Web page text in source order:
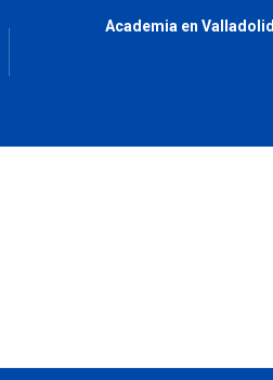
Academia en Valladolid